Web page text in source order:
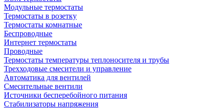
Модульные термостаты
Термостаты в розетку
Термостаты комнатные
Беспроводные
Интернет термостаты
Проводные
Термостаты температуры теплоносителя и трубы
Трехходовые смесители и управление
Автоматика для вентилей
Смесительные вентили
Источники бесперебойного питания
Стабилизаторы напряжения